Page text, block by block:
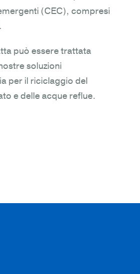
(CEC), compresi
può essere trattata
soluzioni
per il riciclaggio del
e delle acque reflue.